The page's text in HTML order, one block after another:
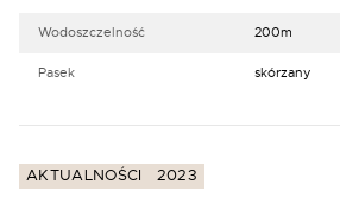
Wodoszczelność 200m
Pasek skórzany
AKTUALNOŚCI 2023